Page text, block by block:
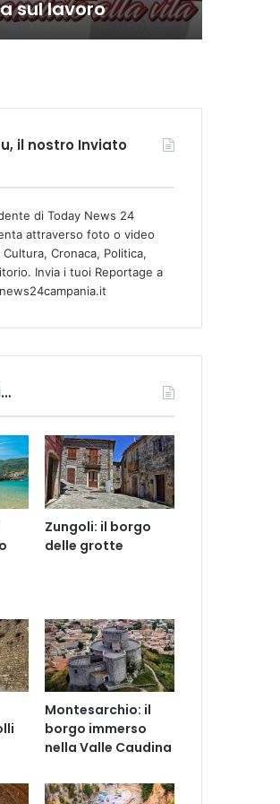
sul lavoro
il nostro Inviato
di Today News 24
attraverso foto o video
Cronaca, Politica,
Invia i tuoi Reportage a
Zungoli: il borgo
delle grotte
Montesarchio: il
borgo immerso
nella Valle Caudina